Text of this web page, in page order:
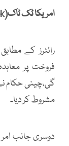
امریکا ٹک ٹاک(Tik Tok)پر پابندی لگانے کیلئے تیارہوگیا ہے۔
رائٹرز کے
فروخت پر
گی،چینی حکام
مشروط کر دیا۔
دوسری جانب